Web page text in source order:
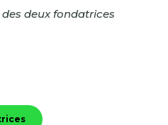
deux fondatrices